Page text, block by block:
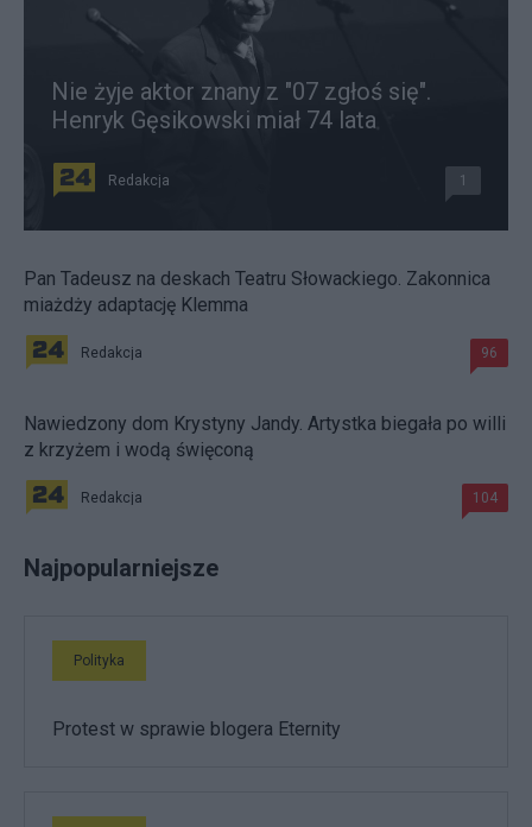
Nie żyje aktor znany z "07 zgłoś się".
Henryk Gęsikowski miał 74 lata
Redakcja 1
Pan Tadeusz na deskach Teatru Słowackiego. Zakonnica
miażdży adaptację Klemma
Redakcja 96
Nawiedzony dom Krystyny Jandy. Artystka biegała po willi
z krzyżem i wodą święconą
Redakcja 104
Najpopularniejsze
Polityka
Protest w sprawie blogera Eternity